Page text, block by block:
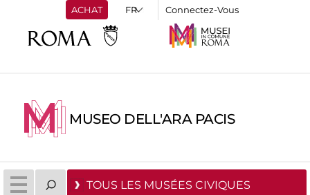
ACHAT Connectez-Vous
MUSEO DELL'ARA PACIS
TOUS LES MUSÉES CIVIQUES